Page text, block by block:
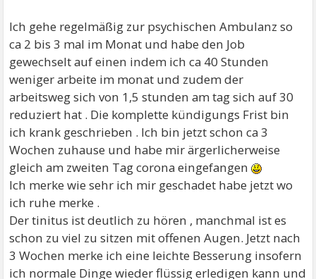
Ich gehe regelmäßig zur psychischen Ambulanz so
ca 2 bis 3 mal im Monat und habe den Job
gewechselt auf einen indem ich ca 40 Stunden
weniger arbeite im monat und zudem der
arbeitsweg sich von 1,5 stunden am tag sich auf 30
reduziert hat . Die komplette kündigungs Frist bin
ich krank geschrieben . Ich bin jetzt schon ca 3
Wochen zuhause und habe mir ärgerlicherweise
gleich am zweiten Tag corona eingefangen
Ich merke wie sehr ich mir geschadet habe jetzt wo
ich ruhe merke .
Der tinitus ist deutlich zu hören , manchmal ist es
schon zu viel zu sitzen mit offenen Augen. Jetzt nach
3 Wochen merke ich eine leichte Besserung insofern
ich normale Dinge wieder flüssig erledigen kann und